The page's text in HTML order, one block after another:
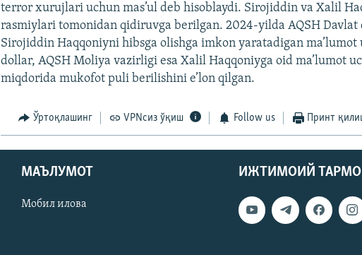
terror xurujlari uchun mas’ul deb hisoblaydi. Sirojiddin va Xalil
rasmiylari tomonidan qidiruvga berilgan. 2024-yilda AQSH
Sirojiddin Haqqoniyni hibsga olishga imkon yaratadigan
dollar, AQSH Moliya vazirligi esa Xalil Haqqoniyga oid ma’lumot
miqdorida mukofot puli berilishini e’lon qilgan.
Ўртоқлашинг VPNсиз ўқиш Follow us Принт
ИЖТИМОИЙ
МАЪЛУМОТ
Мобил илова